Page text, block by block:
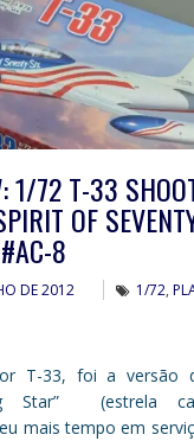
1/72 T-33
OF
8
DE 2012 1/72,
T-33, foi a versão
Star” (estrela
mais tempo em